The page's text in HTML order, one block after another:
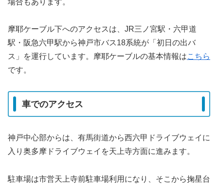
摩耶ケーブル下へのアクセスは、JR三ノ宮駅・六甲道
駅・阪急六甲駅から神戸市バス18系統が「初日の出バ
ス」を運行しています。摩耶ケーブルの基本情報はこちら
です。
車でのアクセス
神戸中心部からは、有馬街道から西六甲ドライブウェイに
入り奥多摩ドライブウェイを天上寺方面に進みます。
駐車場は市営天上寺前駐車場利用になり、そこから掬星台